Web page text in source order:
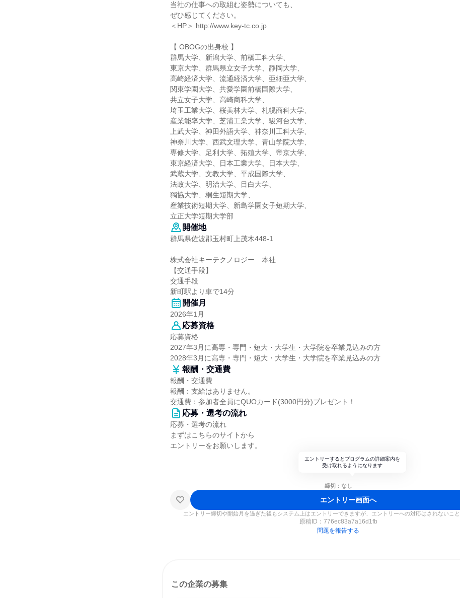
当社の仕事への取組む姿勢についても、
ぜひ感じてください。
＜HP＞ http://www.key-tc.co.jp
【 OBOGの出身校 】
群馬大学、新潟大学、前橋工科大学、
東京大学、群馬県立女子大学、静岡大学、
高崎経済大学、流通経済大学、亜細亜大学、
関東学園大学、共愛学園前橋国際大学、
共立女子大学、高崎商科大学、
埼玉工業大学、桜美林大学、札幌商科大学、
産業能率大学、芝浦工業大学、駿河台大学、
上武大学、神田外語大学、神奈川工科大学、
神奈川大学、西武文理大学、青山学院大学、
専修大学、足利大学、拓殖大学、帝京大学、
東京経済大学、日本工業大学、日本大学、
武蔵大学、文教大学、平成国際大学、
法政大学、明治大学、目白大学、
獨協大学、桐生短期大学、
産業技術短期大学、新島学園女子短期大学、
立正大学短期大学部
開催地
群馬県佐波郡玉村町上茂木448-1
株式会社キーテクノロジー 本社
【交通手段】
交通手段
新町駅より車で14分
開催月
2026年1月
応募資格
応募資格
2027年3月に高専・専門・短大・大学生・大学院を卒業見込みの方
2028年3月に高専・専門・短大・大学生・大学院を卒業見込みの方
報酬・交通費
報酬・交通費
報酬：支給はありません。
交通費：参加者全員にQUOカード(3000円分)プレゼント！
応募・選考の流れ
応募・選考の流れ
まずはこちらのサイトから
エントリーをお願いします。
エントリーするとプログラムの詳細案内を
受け取れるようになります
締切：なし
エントリー画面へ
エントリー締切や開始月を過ぎた後もシステム上はエントリーできますが、エントリーへの対応はされないこと
原稿ID： 776ec83a7a16d1fb
問題を報告する
この企業の募集